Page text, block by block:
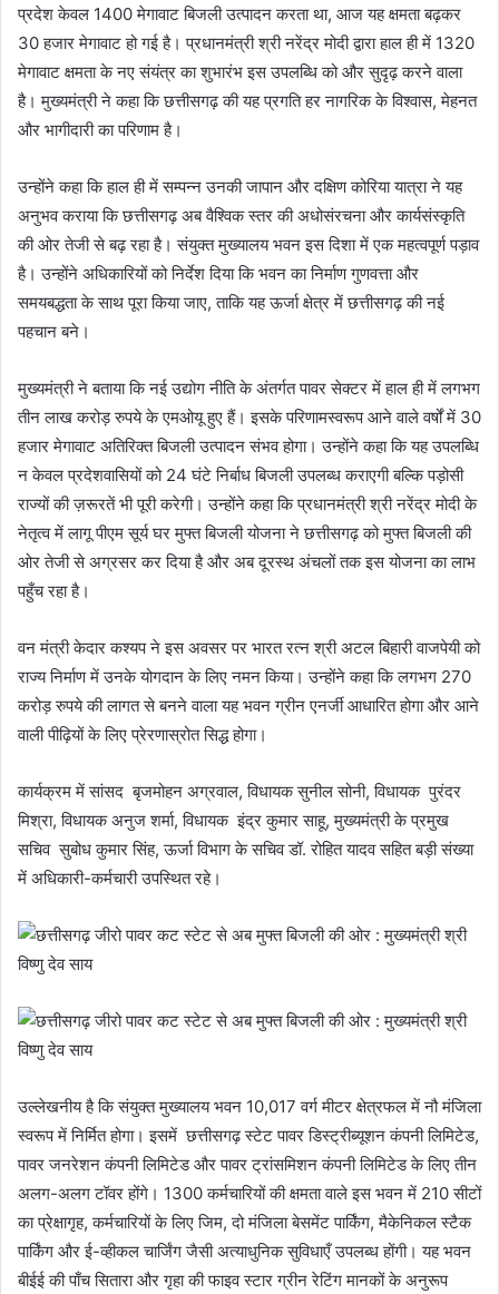
प्रदेश केवल 1400 मेगावाट बिजली उत्पादन करता था, आज यह क्षमता बढ़कर
30 हजार मेगावाट हो गई है। प्रधानमंत्री श्री नरेंद्र मोदी द्वारा हाल ही में 1320
मेगावाट क्षमता के नए संयंत्र का शुभारंभ इस उपलब्धि को और सुदृढ़ करने वाला
है। मुख्यमंत्री ने कहा कि छत्तीसगढ़ की यह प्रगति हर नागरिक के विश्वास, मेहनत
और भागीदारी का परिणाम है।
उन्होंने कहा कि हाल ही में सम्पन्न उनकी जापान और दक्षिण कोरिया यात्रा ने यह
अनुभव कराया कि छत्तीसगढ़ अब वैश्विक स्तर की अधोसंरचना और कार्यसंस्कृति
की ओर तेजी से बढ़ रहा है। संयुक्त मुख्यालय भवन इस दिशा में एक महत्वपूर्ण पड़ाव
है। उन्होंने अधिकारियों को निर्देश दिया कि भवन का निर्माण गुणवत्ता और
समयबद्धता के साथ पूरा किया जाए, ताकि यह ऊर्जा क्षेत्र में छत्तीसगढ़ की नई
पहचान बने।
मुख्यमंत्री ने बताया कि नई उद्योग नीति के अंतर्गत पावर सेक्टर में हाल ही में लगभग
तीन लाख करोड़ रुपये के एमओयू हुए हैं। इसके परिणामस्वरूप आने वाले वर्षों में 30
हजार मेगावाट अतिरिक्त बिजली उत्पादन संभव होगा। उन्होंने कहा कि यह उपलब्धि
न केवल प्रदेशवासियों को 24 घंटे निर्बाध बिजली उपलब्ध कराएगी बल्कि पड़ोसी
राज्यों की ज़रूरतें भी पूरी करेगी। उन्होंने कहा कि प्रधानमंत्री श्री नरेंद्र मोदी के
नेतृत्व में लागू पीएम सूर्य घर मुफ्त बिजली योजना ने छत्तीसगढ़ को मुफ्त बिजली की
ओर तेजी से अग्रसर कर दिया है और अब दूरस्थ अंचलों तक इस योजना का लाभ
पहुँच रहा है।
वन मंत्री केदार कश्यप ने इस अवसर पर भारत रत्न श्री अटल बिहारी वाजपेयी को
राज्य निर्माण में उनके योगदान के लिए नमन किया। उन्होंने कहा कि लगभग 270
करोड़ रुपये की लागत से बनने वाला यह भवन ग्रीन एनर्जी आधारित होगा और आने
वाली पीढ़ियों के लिए प्रेरणास्रोत सिद्ध होगा।
कार्यक्रम में सांसद बृजमोहन अग्रवाल, विधायक सुनील सोनी, विधायक पुरंदर
मिश्रा, विधायक अनुज शर्मा, विधायक इंद्र कुमार साहू, मुख्यमंत्री के प्रमुख
सचिव सुबोध कुमार सिंह, ऊर्जा विभाग के सचिव डॉ. रोहित यादव सहित बड़ी संख्या
में अधिकारी-कर्मचारी उपस्थित रहे।
उल्लेखनीय है कि संयुक्त मुख्यालय भवन 10,017 वर्ग मीटर क्षेत्रफल में नौ मंजिला
स्वरूप में निर्मित होगा। इसमें छत्तीसगढ़ स्टेट पावर डिस्ट्रीब्यूशन कंपनी लिमिटेड,
पावर जनरेशन कंपनी लिमिटेड और पावर ट्रांसमिशन कंपनी लिमिटेड के लिए तीन
अलग-अलग टॉवर होंगे। 1300 कर्मचारियों की क्षमता वाले इस भवन में 210 सीटों
का प्रेक्षागृह, कर्मचारियों के लिए जिम, दो मंजिला बेसमेंट पार्किंग, मैकेनिकल स्टैक
पार्किंग और ई-व्हीकल चार्जिंग जैसी अत्याधुनिक सुविधाएँ उपलब्ध होंगी। यह भवन
बीईई की पाँच सितारा और गृहा की फाइव स्टार ग्रीन रेटिंग मानकों के अनुरूप